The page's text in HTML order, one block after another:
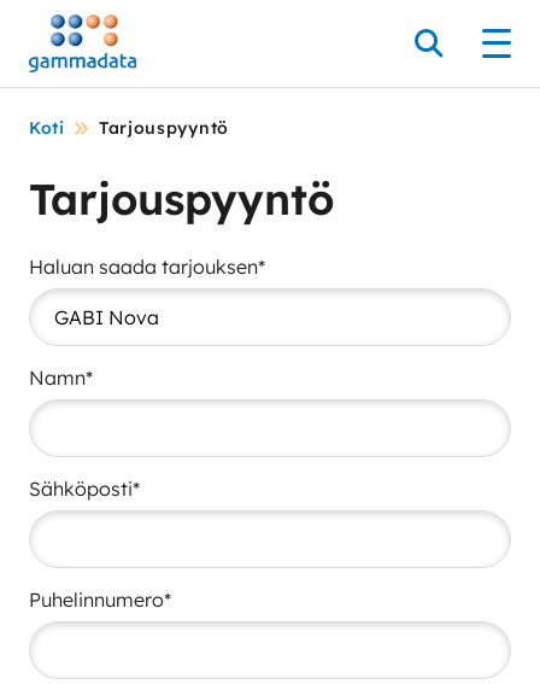
Siirry
pääsisältöönt
Hae
Koti Tarjouspyyntö
Tarjouspyyntö
Haluan saada tarjouksen*
Namn*
Sähköposti*
Puhelinnumero*